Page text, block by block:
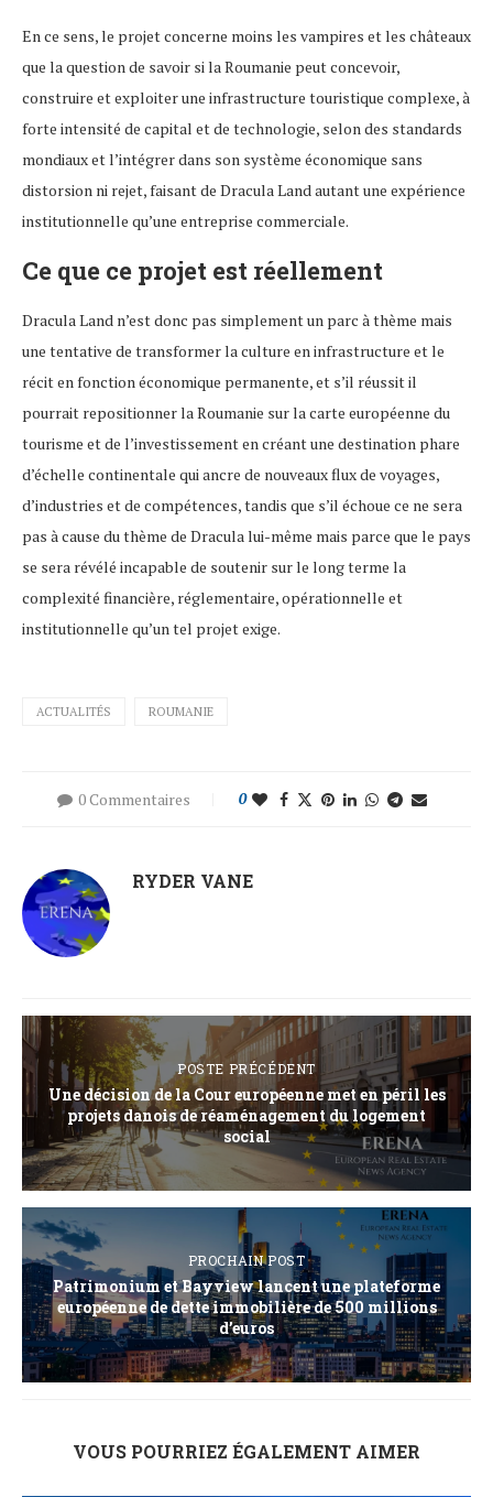
En ce sens, le projet concerne moins les vampires et les châteaux
que la question de savoir si la Roumanie peut concevoir,
construire et exploiter une infrastructure touristique complexe, à
forte intensité de capital et de technologie, selon des standards
mondiaux et l’intégrer dans son système économique sans
distorsion ni rejet, faisant de Dracula Land autant une expérience
institutionnelle qu’une entreprise commerciale.
Ce que ce projet est réellement
Dracula Land n’est donc pas simplement un parc à thème mais
une tentative de transformer la culture en infrastructure et le
récit en fonction économique permanente, et s’il réussit il
pourrait repositionner la Roumanie sur la carte européenne du
tourisme et de l’investissement en créant une destination phare
d’échelle continentale qui ancre de nouveaux flux de voyages,
d’industries et de compétences, tandis que s’il échoue ce ne sera
pas à cause du thème de Dracula lui-même mais parce que le pays
se sera révélé incapable de soutenir sur le long terme la
complexité financière, réglementaire, opérationnelle et
institutionnelle qu’un tel projet exige.
ACTUALITÉS ROUMANIE
0 Commentaires 0
RYDER VANE
POSTE PRÉCÉDENT
Une décision de la Cour européenne met en péril les
projets danois de réaménagement du logement
social
PROCHAIN POST
Patrimonium et Bayview lancent une plateforme
européenne de dette immobilière de 500 millions
d’euros
VOUS POURRIEZ ÉGALEMENT AIMER